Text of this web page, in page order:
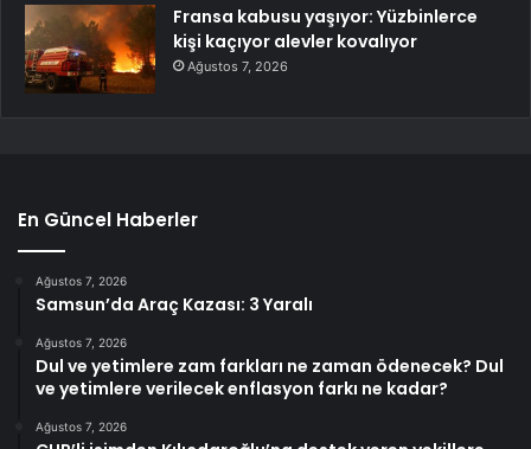
Fransa kabusu yaşıyor: Yüzbinlerce
kişi kaçıyor alevler kovalıyor
Ağustos 7, 2026
En Güncel Haberler
Ağustos 7, 2026
Samsun’da Araç Kazası: 3 Yaralı
Ağustos 7, 2026
Dul ve yetimlere zam farkları ne zaman ödenecek? Dul
ve yetimlere verilecek enflasyon farkı ne kadar?
Ağustos 7, 2026